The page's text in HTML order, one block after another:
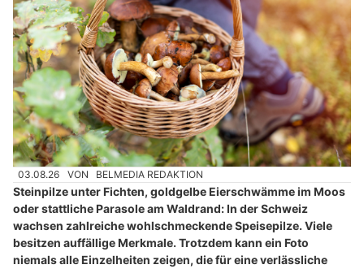
03.08.26 VON BELMEDIA REDAKTION
Steinpilze unter Fichten, goldgelbe Eierschwämme im Moos
oder stattliche Parasole am Waldrand: In der Schweiz
wachsen zahlreiche wohlschmeckende Speisepilze. Viele
besitzen auffällige Merkmale. Trotzdem kann ein Foto
niemals alle Einzelheiten zeigen, die für eine verlässliche